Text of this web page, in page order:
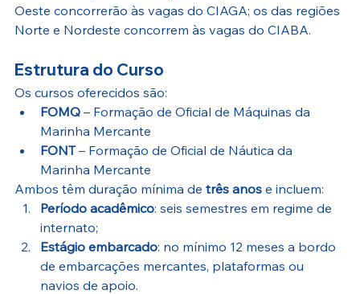
Oeste concorrerão às vagas do CIAGA; os das regiões
Norte e Nordeste concorrem às vagas do CIABA.
Estrutura do Curso
Os cursos oferecidos são:
FOMQ – Formação de Oficial de Máquinas da
Marinha Mercante
FONT – Formação de Oficial de Náutica da
Marinha Mercante
Ambos têm duração mínima de três anos e incluem:
Período acadêmico: seis semestres em regime de
internato;
Estágio embarcado: no mínimo 12 meses a bordo
de embarcações mercantes, plataformas ou
navios de apoio.